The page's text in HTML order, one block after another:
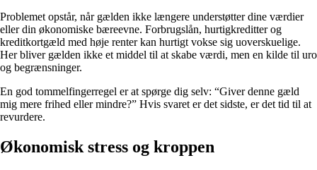
Problemet opstår, når gælden ikke længere understøtter dine værdier
eller din økonomiske bæreevne. Forbrugslån, hurtigkreditter og
kreditkortgæld med høje renter kan hurtigt vokse sig uoverskuelige.
Her bliver gælden ikke et middel til at skabe værdi, men en kilde til uro
og begrænsninger.
En god tommelfingerregel er at spørge dig selv: “Giver denne gæld
mig mere frihed eller mindre?” Hvis svaret er det sidste, er det tid til at
revurdere.
Økonomisk stress og kroppen